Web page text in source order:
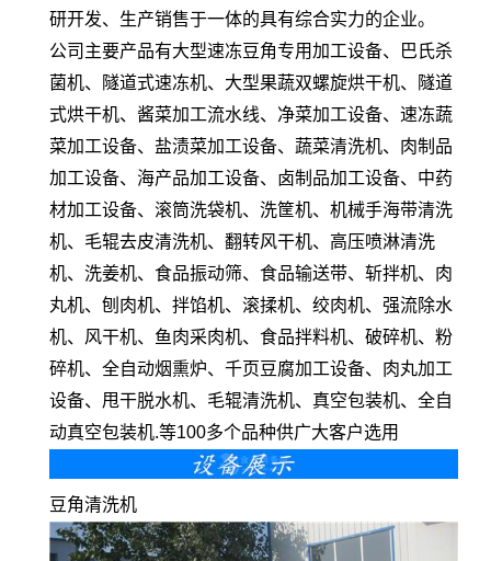
研开发、生产销售于一体的具有综合实力的企业。
公司主要产品有大型速冻豆角专用加工设备、巴氏杀
菌机、隧道式速冻机、大型果蔬双螺旋烘干机、隧道
式烘干机、酱菜加工流水线、净菜加工设备、速冻蔬
菜加工设备、盐渍菜加工设备、蔬菜清洗机、肉制品
加工设备、海产品加工设备、卤制品加工设备、中药
材加工设备、滚筒洗袋机、洗筐机、机械手海带清洗
机、毛辊去皮清洗机、翻转风干机、高压喷淋清洗
机、洗姜机、食品振动筛、食品输送带、斩拌机、肉
丸机、刨肉机、拌馅机、滚揉机、绞肉机、强流除水
机、风干机、鱼肉采肉机、食品拌料机、破碎机、粉
碎机、全自动烟熏炉、千页豆腐加工设备、肉丸加工
设备、甩干脱水机、毛辊清洗机、真空包装机、全自
动真空包装机.等100多个品种供广大客户选用
豆角清洗机